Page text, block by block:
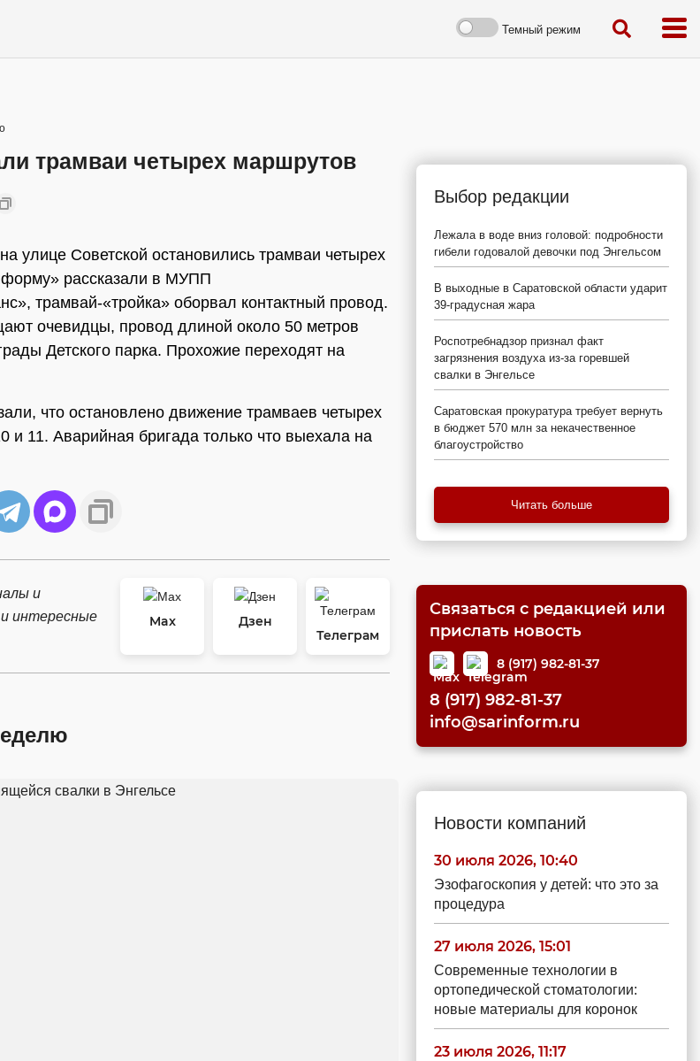
Темный режим
трамваи четырех маршрутов
улице Советской остановились трамваи четырех
рассказали в МУПП
трамвай-«тройка» оборвал контактный провод.
очевидцы, провод длиной около 50 метров
Детского парка. Прохожие переходят на
что остановлено движение трамваев четырех
11. Аварийная бригада только что выехала на
и
интересные
Max
Дзен
Телеграм
Выбор редакции
Лежала в воде вниз головой: подробности
гибели годовалой девочки под Энгельсом
В выходные в Саратовской области ударит
39-градусная жара
Роспотребнадзор признал факт
загрязнения воздуха из-за горевшей
свалки в Энгельсе
Саратовская прокуратура требует вернуть
в бюджет 570 млн за некачественное
благоустройство
Читать больше
Связаться с редакцией или
прислать новость
8 (917) 982-81-37
8 (917) 982-81-37
info@sarinform.ru
Новости компаний
30 июля 2026, 10:40
Эзофагоскопия у детей: что это за
процедура
27 июля 2026, 15:01
Современные технологии в
ортопедической стоматологии:
новые материалы для коронок
23 июля 2026, 11:17